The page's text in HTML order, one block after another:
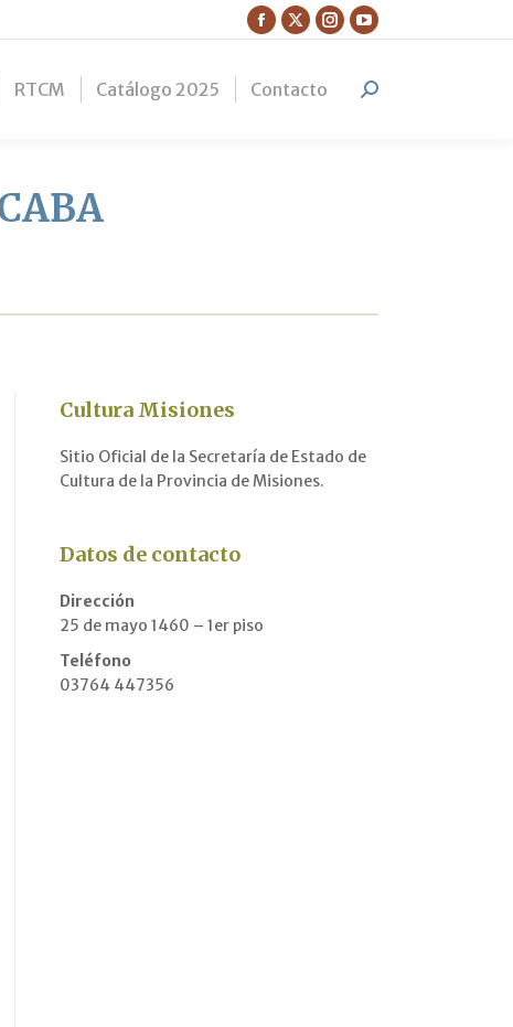
Facebook
opens
X
opens
Instagram
opens
YouTube
opens
RTCM Catálogo 2025 Contacto Search:
Cultura Misiones
Sitio Oficial de la Secretaría de Estado de
Cultura de la Provincia de Misiones.
Datos de contacto
Dirección
25 de mayo 1460 – 1er piso
Teléfono
03764 447356